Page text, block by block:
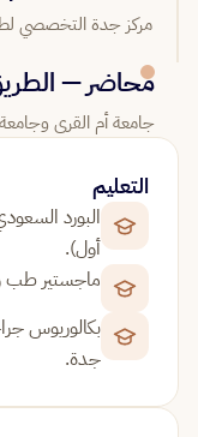
مركز جدة التخصصي
محاضر —
جامعة أم القرى
التعليم
البورد
أول).
ماجستير طب
بكالوريوس
جدة.